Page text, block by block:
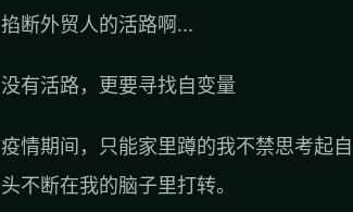
掐断外贸人的活路啊...
没有活路，更要寻找自变量
疫情期间，只能家里蹲的我不禁思考起
头不断在我的脑子里打转。